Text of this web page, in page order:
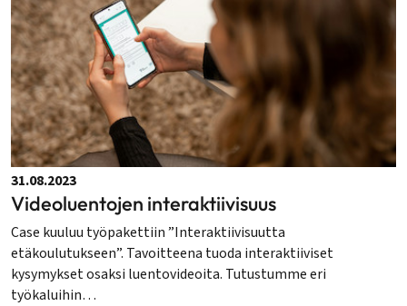
31.08.2023
Videoluentojen interaktiivisuus
Case kuuluu työpakettiin ”Interaktiivisuutta
etäkoulutukseen”. Tavoitteena tuoda interaktiiviset
kysymykset osaksi luentovideoita. Tutustumme eri
työkaluihin…